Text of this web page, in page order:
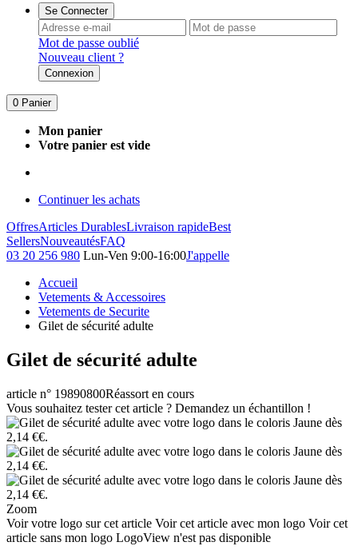
Se Connecter
Mot de passe oublié
Nouveau client ?
Connexion
0 Panier
Mon panier
Votre panier est vide
Continuer les achats
OffresArticles DurablesLivraison rapideBest
SellersNouveautésFAQ
03 20 256 980 Lun-Ven 9:00-16:00J'appelle
Accueil
Vetements & Accessoires
Vetements de Securite
Gilet de sécurité adulte
Gilet de sécurité adulte
article n° 19890800Réassort en cours
Vous souhaitez tester cet article ? Demandez un échantillon !
Zoom
Voir votre logo sur cet article Voir cet article avec mon logo Voir cet
article sans mon logo LogoView n'est pas disponible